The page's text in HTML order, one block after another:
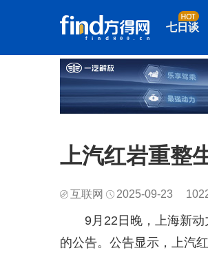
七日谈
上汽红岩重整
互联网 2025-09-23
9月22日晚，上海新
的公告。公告显示，上汽